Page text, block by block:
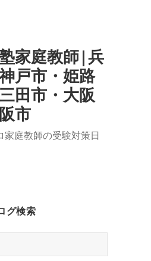
家庭教師|兵
戸市・姫路
田市・大阪
市
家庭教師の受験対策日
グ検索